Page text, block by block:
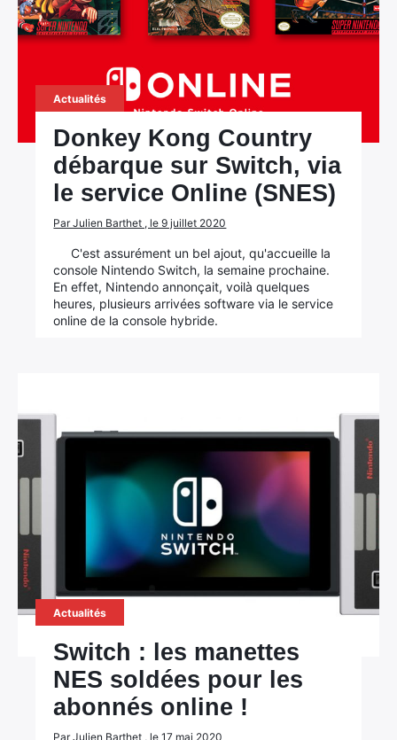
Actualités
Donkey Kong Country
débarque sur Switch, via
le service Online (SNES)
Par Julien Barthet , le 9 juillet 2020
C'est assurément un bel ajout, qu'accueille la
console Nintendo Switch, la semaine prochaine.
En effet, Nintendo annonçait, voilà quelques
heures, plusieurs arrivées software via le service
online de la console hybride.
Actualités
Switch : les manettes
NES soldées pour les
abonnés online !
Par Julien Barthet , le 17 mai 2020